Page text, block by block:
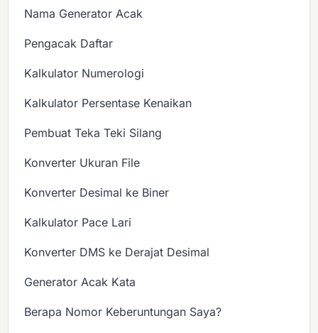
Nama Generator Acak
Pengacak Daftar
Kalkulator Numerologi
Kalkulator Persentase Kenaikan
Pembuat Teka Teki Silang
Konverter Ukuran File
Konverter Desimal ke Biner
Kalkulator Pace Lari
Konverter DMS ke Derajat Desimal
Generator Acak Kata
Berapa Nomor Keberuntungan Saya?